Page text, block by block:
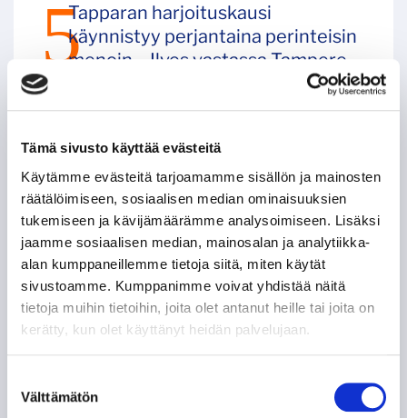
Tämä sivusto käyttää evästeitä
Käytämme evästeitä tarjoamamme sisällön ja mainosten
räätälöimiseen, sosiaalisen median ominaisuuksien
tukemiseen ja kävijämäärämme analysoimiseen. Lisäksi
jaamme sosiaalisen median, mainosalan ja analytiikka-
alan kumppaneillemme tietoja siitä, miten käytät
sivustoamme. Kumppanimme voivat yhdistää näitä
tietoja muihin tietoihin, joita olet antanut heille tai joita on
kerätty, kun olet käyttänyt heidän palvelujaan.
valinta
Välttämätön
Tapparan harjoituskausi
käynnistyy perjantaina perinteisin
menoin – Ilves vastassa Tampere
SEURAAVAT KOTIOTTELUT
TORSTAI 27.8. 18:30
VS.